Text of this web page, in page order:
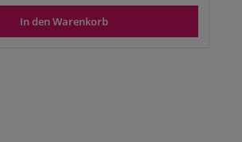
In den Warenkorb